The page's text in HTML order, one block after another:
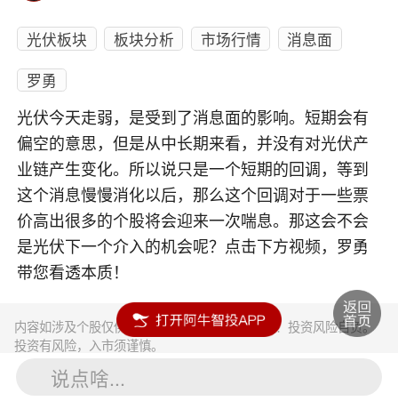
光伏板块 板块分析 市场行情
消息面
罗勇
光伏今天走弱，是受到了消息面的影响。短期会有
偏空的意思，但是从中长期来看，并没有对光伏产
业链产生变化。所以说只是一个短期的回调，等到
这个消息慢慢消化以后，那么这个回调对于一些票
价高出很多的个股将会迎来一次喘息。那这会不会
是光伏下一个介入的机会呢？点击下方视频，罗勇
带您看透本质！
内容如涉及个股仅供参考，不构成任何投资建议！投资风险自负。
投资有风险，入市须谨慎。
说点啥...